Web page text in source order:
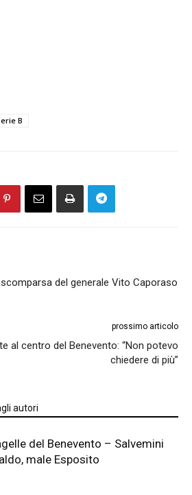
B
del generale Vito Caporaso
prossimo articolo
al centro del Benevento: “Non potevo
chiedere di più”
autori
del Benevento – Salvemini
male Esposito